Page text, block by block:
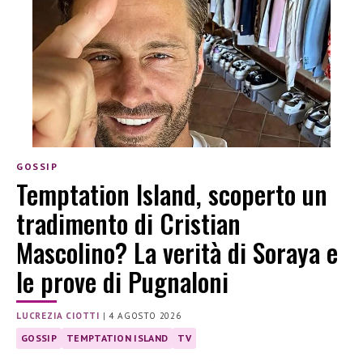
GOSSIP
Temptation Island, scoperto un
tradimento di Cristian
Mascolino? La verità di Soraya e
le prove di Pugnaloni
LUCREZIA CIOTTI |4 AGOSTO 2026
GOSSIP TEMPTATION ISLAND TV